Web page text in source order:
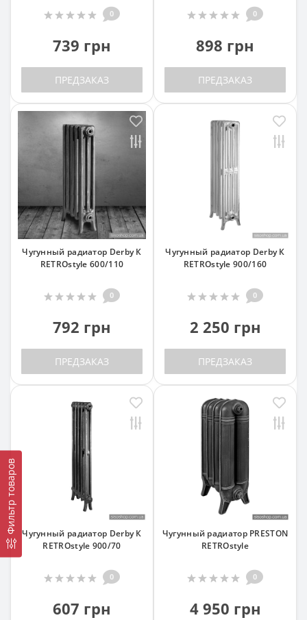
Фильтр товаров
0
739 грн
ПРЕДЗАКАЗ
0
898 грн
ПРЕДЗАКАЗ
Чугунный радиатор Derby К
RETROstyle 600/110
0
792 грн
ПРЕДЗАКАЗ
Чугунный радиатор Derby К
RETROstyle 900/160
0
2 250 грн
ПРЕДЗАКАЗ
Чугунный радиатор Derby К
RETROstyle 900/70
0
607 грн
Чугунный радиатор PRESTON
RETROstyle
0
4 950 грн